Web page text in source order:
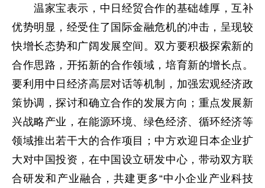
温家宝表示，中日经贸合作的基础雄厚，互补
优势明显，经受住了国际金融危机的冲击，呈现较
快增长态势和广阔发展空间。双方要积极探索新的
合作思路，开拓新的合作领域，培育新的增长点。
要利用中日经济高层对话等机制，加强宏观经济政
策协调，探讨和确立合作的发展方向；重点发展新
兴战略产业，在能源环境、绿色经济、循环经济等
领域推出若干大的合作项目；中方欢迎日本企业扩
大对中国投资，在中国设立研发中心，带动双方联
合研发和产业融合，共建更多“中小企业产业科技